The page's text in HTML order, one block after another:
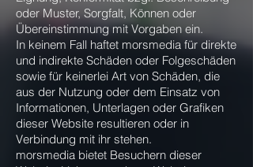
oder Muster, Sorgfalt, Können oder
Übereinstimmung mit Vorgaben ein.
In keinem Fall haftet morsmedia für direkte
und indirekte Schäden oder Folgeschäden
sowie für keinerlei Art von Schäden, die
aus der Nutzung oder dem Einsatz von
Informationen, Unterlagen oder Grafiken
dieser Website resultieren oder in
Verbindung mit ihr stehen.
morsmedia bietet Besuchern dieser